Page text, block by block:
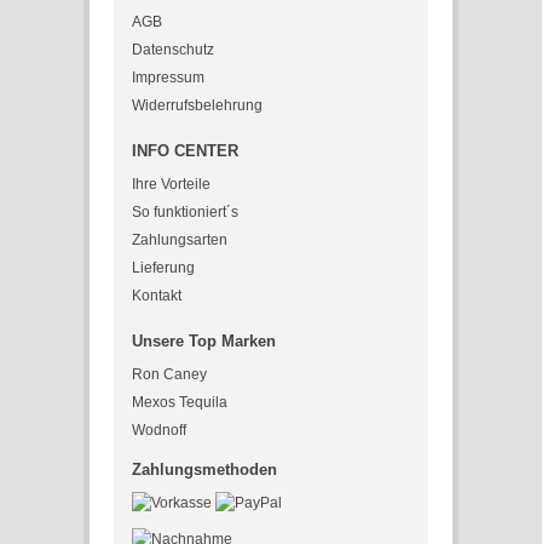
AGB
Datenschutz
Impressum
Widerrufsbelehrung
INFO CENTER
Ihre Vorteile
So funktioniert´s
Zahlungsarten
Lieferung
Kontakt
Unsere Top Marken
Ron Caney
Mexos Tequila
Wodnoff
Zahlungsmethoden